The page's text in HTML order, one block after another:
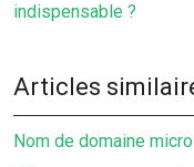
indispensable ?
Articles
Nom de domaine